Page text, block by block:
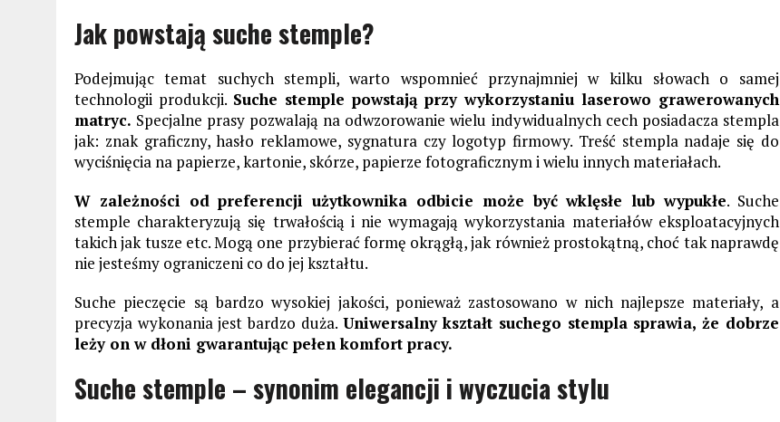
Jak powstają suche stemple?
Podejmując temat suchych stempli, warto wspomnieć przynajmniej w kilku słowach o samej
technologii produkcji. Suche stemple powstają przy wykorzystaniu laserowo grawerowanych
matryc. Specjalne prasy pozwalają na odwzorowanie wielu indywidualnych cech posiadacza stempla
jak: znak graficzny, hasło reklamowe, sygnatura czy logotyp firmowy. Treść stempla nadaje się do
wyciśnięcia na papierze, kartonie, skórze, papierze fotograficznym i wielu innych materiałach.
W zależności od preferencji użytkownika odbicie może być wklęsłe lub wypukłe. Suche
stemple charakteryzują się trwałością i nie wymagają wykorzystania materiałów eksploatacyjnych
takich jak tusze etc. Mogą one przybierać formę okrągłą, jak również prostokątną, choć tak naprawdę
nie jesteśmy ograniczeni co do jej kształtu.
Suche pieczęcie są bardzo wysokiej jakości, ponieważ zastosowano w nich najlepsze materiały, a
precyzja wykonania jest bardzo duża. Uniwersalny kształt suchego stempla sprawia, że dobrze
leży on w dłoni gwarantując pełen komfort pracy.
Suche stemple – synonim elegancji i wyczucia stylu